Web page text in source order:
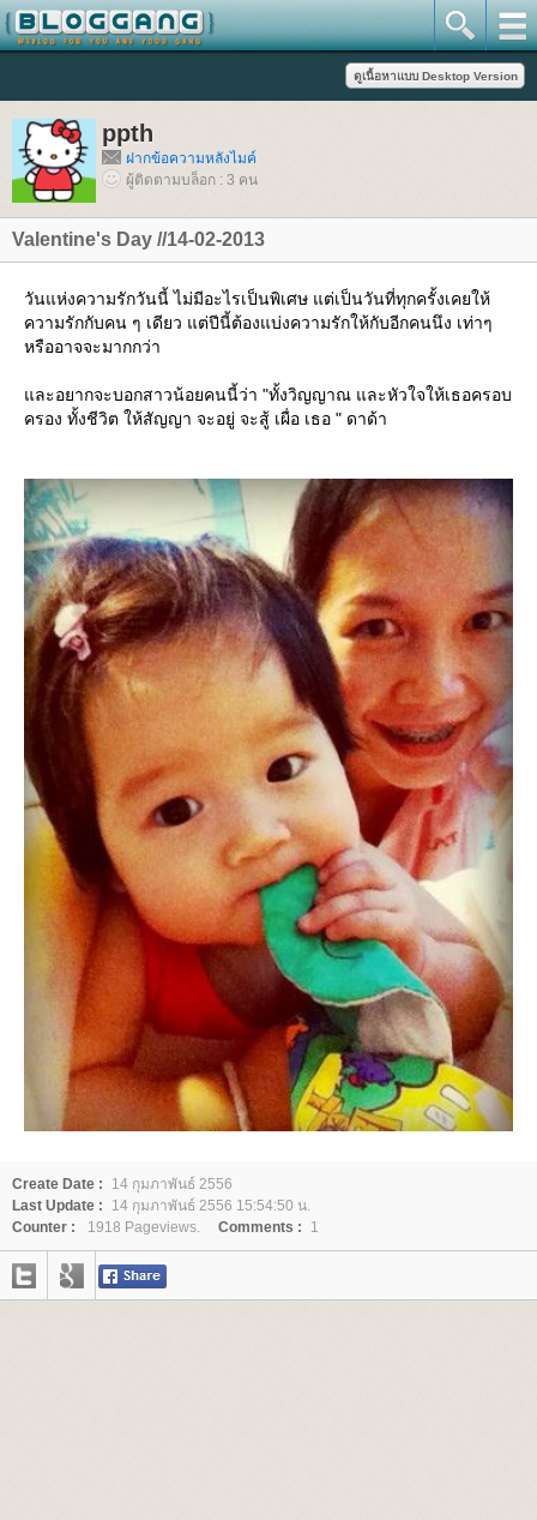
ppth
ฝากข้อความหลังไมค์
ผู้ติดตามบล็อก : 3 คน
Valentine's Day //14-02-2013
วันแห่งความรักวันนี้ ไม่มีอะไรเป็นพิเศษ แต่เป็นวันที่ทุกครั้งเคยให้
ความรักกับคน ๆ เดียว แต่ปีนี้ต้องแบ่งความรักให้กับอีกคนนึง เท่าๆ
หรืออาจจะมากกว่า
ละอยากจะบอกสาวน้อยคนนี้ว่า "ทั้งวิญญาณ และหัวใจให้เธอครอบ
ครอง ทั้งชีวิต ให้สัญญา จะอยู่ จะสู้ เผื่อ เธอ " ดาด้า
Create Date :
14 กุมภาพันธ์ 2556
Last Update :
14 กุมภาพันธ์ 2556 15:54:50 น.
Counter :
1918 Pageviews. Comments : 1